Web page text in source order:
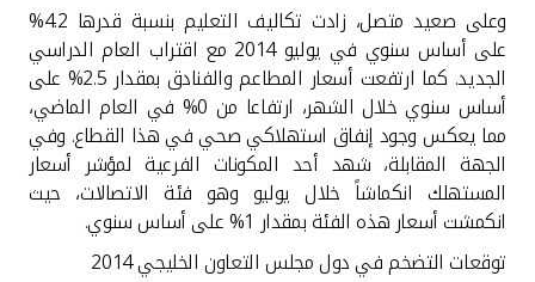
وعلى صعيد متصل، زادت تكاليف التعليم بنسبة قدرها 4.2%
على أساس سنوي في يوليو 2014 مع اقتراب العام الدراسي
الجديد. كما ارتفعت أسعار المطاعم والفنادق بمقدار 2.5% على
أساس سنوي خلال الشهر، ارتفاعا من 0% في العام الماضي،
مما يعكس وجود إنفاق استهلاكي صحي في هذا القطاع. وفي
الجهة المقابلة، شهد أحد المكونات الفرعية لمؤشر أسعار
المستهلك انكماشاً خلال يوليو وهو فئة الاتصالات، حيث
انكمشت أسعار هذه الفئة بمقدار 1% على أساس سنوي.
توقعات التضخم في دول مجلس التعاون الخليجي 2014